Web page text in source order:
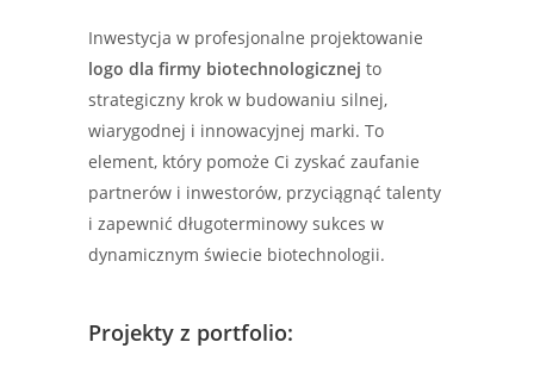
Inwestycja w profesjonalne projektowanie
logo dla firmy biotechnologicznej to
strategiczny krok w budowaniu silnej,
wiarygodnej i innowacyjnej marki. To
element, który pomoże Ci zyskać zaufanie
partnerów i inwestorów, przyciągnąć talenty
i zapewnić długoterminowy sukces w
dynamicznym świecie biotechnologii.
Projekty z portfolio: